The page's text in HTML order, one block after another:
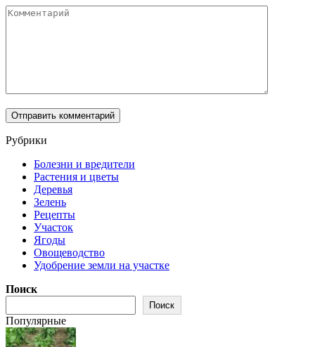
Комментарий
Рубрики
Болезни и вредители
Растения и цветы
Деревья
Зелень
Рецепты
Участок
Ягоды
Овощеводство
Удобрение земли на участке
Поиск
Поиск
Популярные